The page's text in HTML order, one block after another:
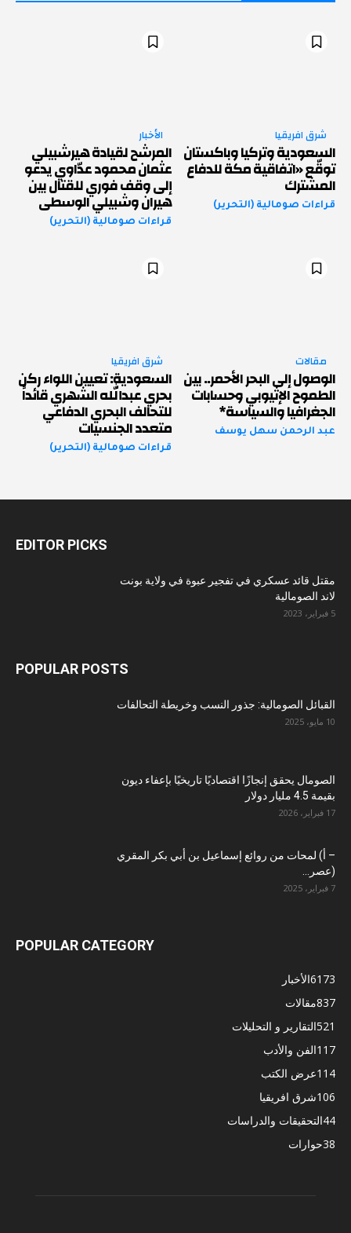
شرق افريقيا
السعودية وتركيا وباكستان
توقّع «اتفاقية مكة للدفاع
المشترك
قراءات صومالية (التحرير)
الأخبار
المرشح لقيادة هيرشبيلي
عثمان محمود عدّاوي يدعو
إلى وقف فوري للقتال بين
هيران وشبيلي الوسطى
قراءات صومالية (التحرير)
مقالات
الوصول إلى البحر الأحمر.. بين
الطموح الإثيوبي وحسابات
الجغرافيا والسياسة*
عبد الرحمن سهل يوسف
شرق افريقيا
السعودية: تعيين اللواء ركن
بحري عبدالله الشهري قائداً
للتحالف البحري الدفاعي
متعدد الجنسيات
قراءات صومالية (التحرير)
EDITOR PICKS
مقتل قائد عسكري في تفجير عبوة في ولاية بونت
لاند الصومالية
5 فبراير، 2023
POPULAR POSTS
القبائل الصومالية: جذور النسب وخريطة التحالفات
10 مايو، 2025
الصومال يحقق إنجازًا اقتصاديًا تاريخيًا بإعفاء ديون
بقيمة 4.5 مليار دولار
17 فبراير، 2026
– أ) لمحات من روائع إسماعيل بن أبي بكر المقري
(عصر...
7 فبراير، 2025
POPULAR CATEGORY
الأخبار6173
مقالات837
التقارير و التحليلات521
الفن والأدب117
عرض الكتب114
شرق افريقيا106
التحقيقات والدراسات44
حوارات38